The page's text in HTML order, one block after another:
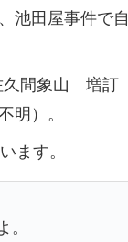
池田屋事件で自
久間象山 増訂
）。
ます。